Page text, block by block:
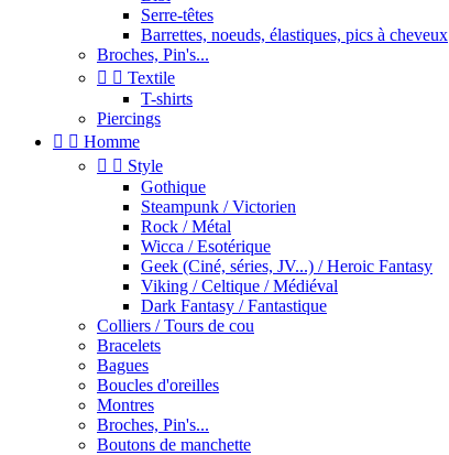
Serre-têtes
Barrettes, noeuds, élastiques, pics à cheveux
Broches, Pin's...
  Textile
T-shirts
Piercings
  Homme
  Style
Gothique
Steampunk / Victorien
Rock / Métal
Wicca / Esotérique
Geek (Ciné, séries, JV...) / Heroic Fantasy
Viking / Celtique / Médiéval
Dark Fantasy / Fantastique
Colliers / Tours de cou
Bracelets
Bagues
Boucles d'oreilles
Montres
Broches, Pin's...
Boutons de manchette